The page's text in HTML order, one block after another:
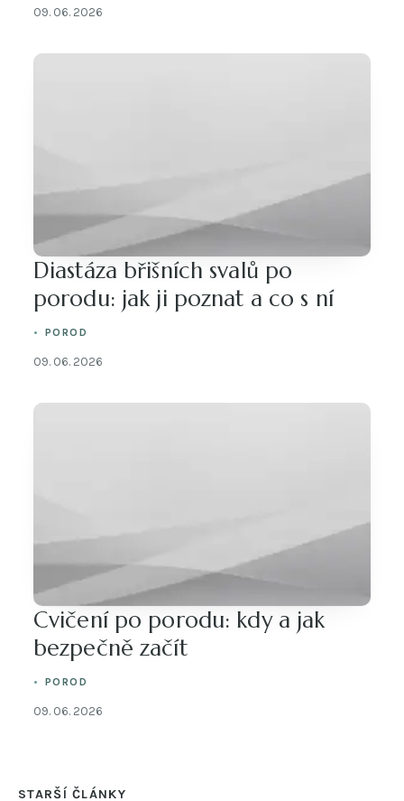
09. 06. 2026
Diastáza břišních svalů po
porodu: jak ji poznat a co s ní
POROD
09. 06. 2026
Cvičení po porodu: kdy a jak
bezpečně začít
POROD
09. 06. 2026
STARŠÍ ČLÁNKY